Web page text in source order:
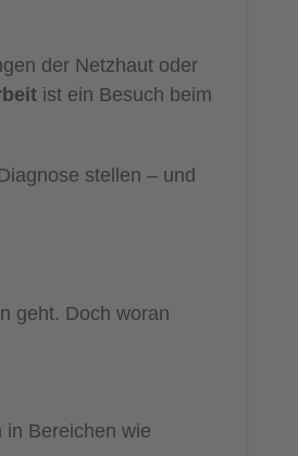
der Netzhaut oder
ist ein Besuch beim
stellen – und
geht. Doch woran
in Bereichen wie